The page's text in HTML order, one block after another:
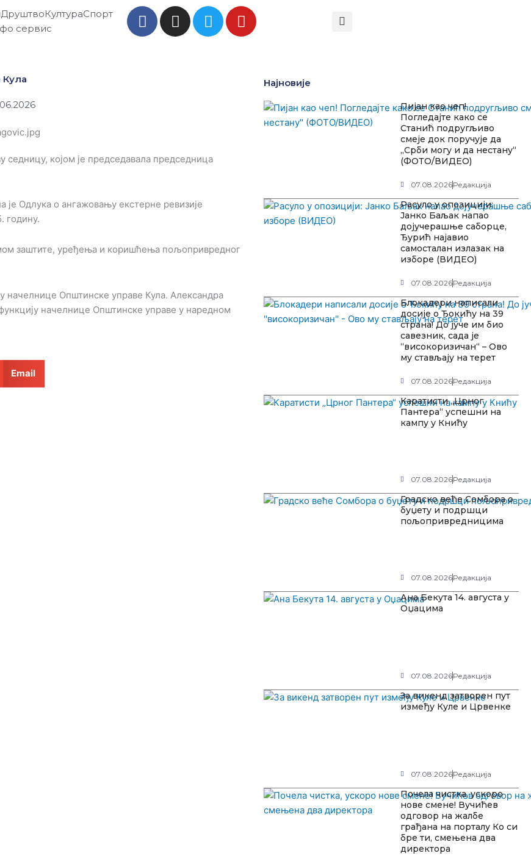
ДруштвоКултураСпорт
сервис
F
a
I
n
T
w
Y
o
Кула
седницу, којом је председавала председница
је Одлука о ангажовању екстерне ревизије
годину.
заштите, уређења и коришћења пољопривредног
Општинске управе Кула. Александра
начелнице Општинске управе у наредном
Email
Најновије
Пијан као чеп!
Погледајте како се
Станић подругљиво
смеје док поручује да
„Срби могу и да нестану“
(ФОТО/ВИДЕО)
07.08.2026Редакција
Расуло у опозицији:
Јанко Баљак напао
дојучерашње саборце,
Ђурић најавио
самосталан излазак на
изборе (ВИДЕО)
07.08.2026Редакција
Блокадери написали
досије о Ђокићу на 39
страна! До јуче им био
савезник, сада је
“високоризичан“ – Ово
му стављају на терет
07.08.2026Редакција
Каратисти „Црног
Пантера“ успешни на
кампу у Книћу
07.08.2026Редакција
Градско веће Сомбора о
буџету и подршци
пољопривредницима
07.08.2026Редакција
Ана Бекута 14. августа у
Оџацима
07.08.2026Редакција
За викенд затворен пут
између Куле и Црвенке
07.08.2026Редакција
Почела чистка, ускоро
нове смене! Вучићев
одговор на жалбе
грађана на порталу Ко си
бре ти, смењена два
директора